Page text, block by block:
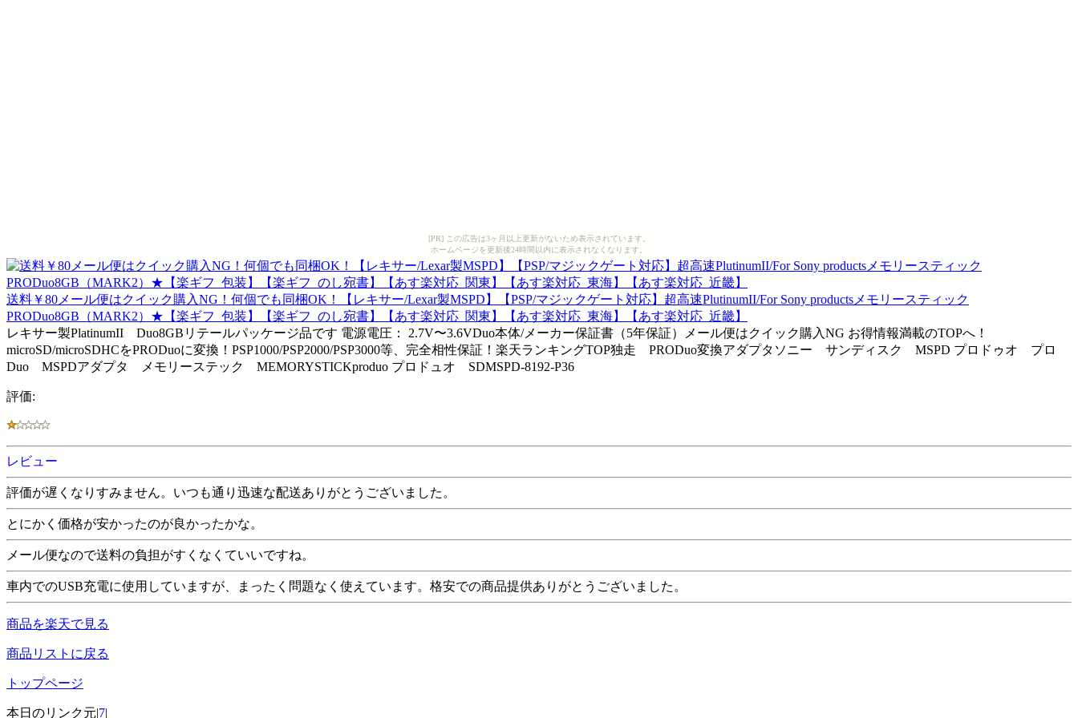
[PR] この広告は3ヶ月以上更新がないため表示されています。
ホームページを更新後24時間以内に表示されなくなります。
送料￥80メール便はクイック購入NG！何個でも同梱OK！【レキサー/Lexar製MSPD】【PSP/マジックゲート対応】超高速PlutinumII/For Sony productsメモリースティック
PRODuo8GB（MARK2）★【楽ギフ_包装】【楽ギフ_のし宛書】【あす楽対応_関東】【あす楽対応_東海】【あす楽対応_近畿】
レキサー製PlatinumII Duo8GBリテールパッケージ品です 電源電圧： 2.7V〜3.6VDuo本体/メーカー保証書（5年保証）メール便はクイック購入NG お得情報満載のTOPへ！
microSD/microSDHCをPRODuoに変換！PSP1000/PSP2000/PSP3000等、完全相性保証！楽天ランキングTOP独走 PRODuo変換アダプタソニー サンディスク MSPD プロドゥオ プロ
Duo MSPDアダプタ メモリーステック MEMORYSTICKproduo プロドュオ SDMSPD-8192-P36
評価:
レビュー
評価が遅くなりすみません。いつも通り迅速な配送ありがとうございました。
とにかく価格が安かったのが良かったかな。
メール便なので送料の負担がすくなくていいですね。
車内でのUSB充電に使用していますが、まったく問題なく使えています。格安での商品提供ありがとうございました。
商品を楽天で見る
商品リストに戻る
トップページ
本日のリンク元|7|